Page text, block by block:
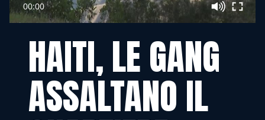
00:00
HAITI, LE GANG
ASSALTANO IL